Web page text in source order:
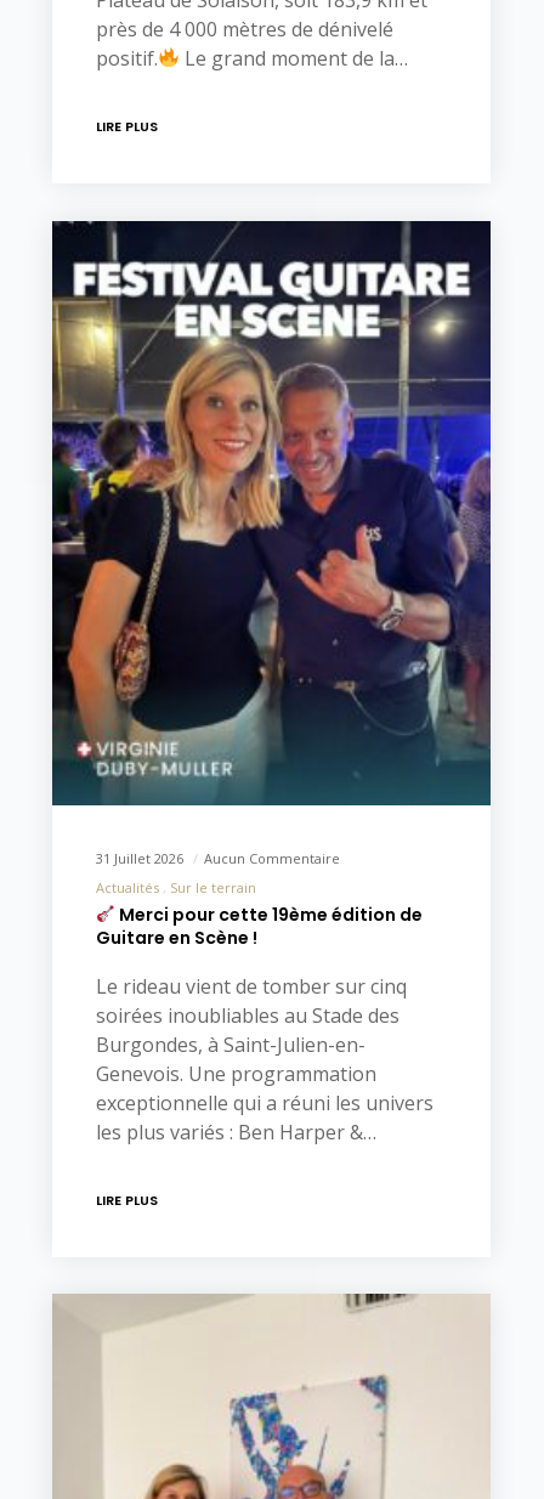
près de 4 000 mètres de dénivelé
positif.
Le grand moment de la…
LIRE PLUS
31 Juillet 2026
Aucun Commentaire
Actualités
Sur le terrain
Merci pour cette 19ème édition de
Guitare en Scène !
Le rideau vient de tomber sur cinq
soirées inoubliables au Stade des
Burgondes, à Saint-Julien-en-
Genevois. Une programmation
exceptionnelle qui a réuni les univers
les plus variés : Ben Harper &…
LIRE PLUS